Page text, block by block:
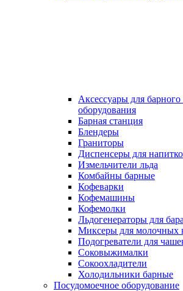
Аксессуары для
оборудования
Барная станция
Блендеры
Граниторы
Диспенсеры для
Измельчители льда
Комбайны барные
Кофеварки
Кофемашины
Кофемолки
Льдогенераторы для бара
Миксеры для молочных
Подогреватели для
Соковыжималки
Сокоохладители
Холодильники барные
Посудомоечное оборудование